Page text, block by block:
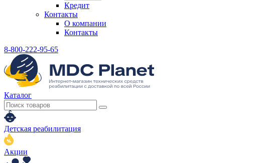
Кредит
Контакты
О компании
Контакты
8-800-222-95-65
Каталог
Детская реабилитация
Акции